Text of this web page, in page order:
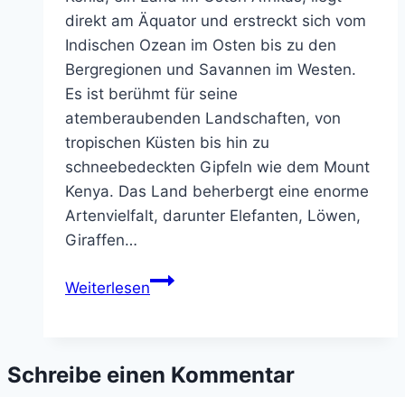
direkt am Äquator und erstreckt sich vom
Indischen Ozean im Osten bis zu den
Bergregionen und Savannen im Westen.
Es ist berühmt für seine
atemberaubenden Landschaften, von
tropischen Küsten bis hin zu
schneebedeckten Gipfeln wie dem Mount
Kenya. Das Land beherbergt eine enorme
Artenvielfalt, darunter Elefanten, Löwen,
Giraffen…
WeiterlesenKenia
Savanne
Schreibe einen Kommentar